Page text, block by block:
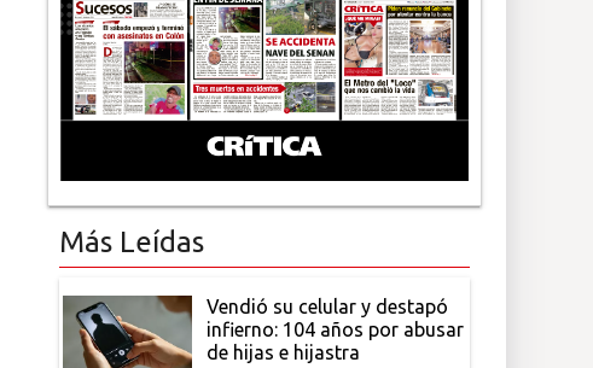
Más Leídas
Vendió su celular y destapó
infierno: 104 años por abusar
de hijas e hijastra